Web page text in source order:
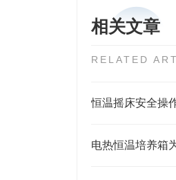
相关文章
RELATED